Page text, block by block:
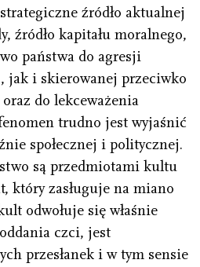
źródło aktualnej
źródło kapitału moralnego,
państwa do agresji
jak i skierowanej przeciwko
do lekceważenia
trudno jest wyjaśnić
społecznej i politycznej.
są przedmiotami kultu
który zasługuje na miano
odwołuje się właśnie
czci, jest
przesłanek i w tym sensie